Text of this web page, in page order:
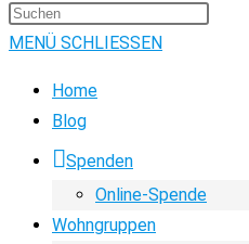
UMSCHALTEN
Press
MENÜ SCHLIESSEN
Home
Blog
Spenden
Online-Spende
Wohngruppen